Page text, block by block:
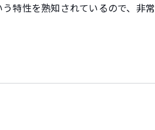
特性を熟知されているので、非常